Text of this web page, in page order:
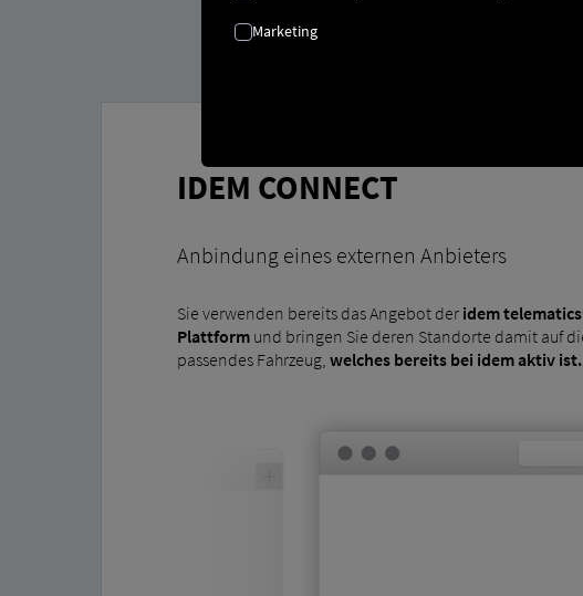
IDEM CONNECT
Anbindung eines externen Anbieters
Sie verwenden bereits das Angebot der idem
Plattformund bringen Sie deren Standorte damit auf
passendes Fahrzeug, welches bereits bei idem aktiv ist.
Marketing